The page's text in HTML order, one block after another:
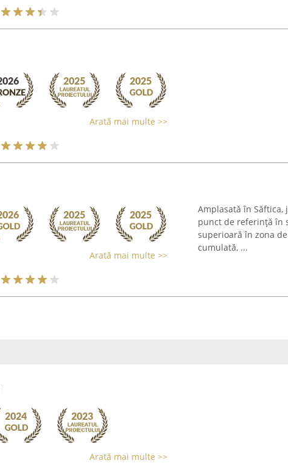
Arată mai multe >>
Arată mai multe >>
Amplasată în Săftica,
punct de referință în
superioară în zona
cumulată, ...
Arată mai multe >>